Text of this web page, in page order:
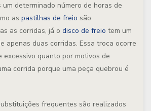
determinado número de horas de
as pastilhas de freio são
as corridas, já o disco de freio tem um
apenas duas corridas. Essa troca ocorre
quanto por motivos de
corrida porque uma peça quebrou é
frequentes são realizados